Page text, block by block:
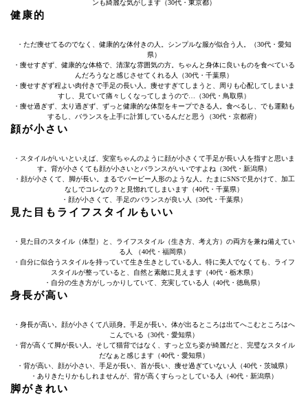
ンも綺麗な気がします（30代・東京都）
健康的
・ただ痩せてるのでなく、健康的な体付きの人。シンプルな服が似合う人。（30代・愛知
県）
・痩せすぎず、健康的な体格で、清潔な雰囲気の方。ちゃんと身体に良いものを食べている
んだろうなと感じさせてくれる人（30代・千葉県）
・痩せすぎず程よい肉付きで手足の長い人。痩せすぎてしまうと、周りも心配してしまいま
すし、見ていて痛々しくなってしまうので…（30代・鳥取県）
・痩せ過ぎず、太り過ぎず、ずっと健康的な体型をキープできる人。食べるし、でも運動も
するし、バランスを上手に計算しているんだと思う（30代・京都府）
顔が小さい
・スタイルがいいといえば、安室ちゃんのように顔が小さくて手足が長い人を指すと思いま
す。背が小さくても顔が小さいとバランスがいいですよね（30代・新潟県）
・顔が小さくて、脚が長い。まるでバービー人形のような人。たまにSNSで見かけて、加工
なしでコレなの？と見惚れてしまいます（40代・千葉県）
・顔が小さくて、手足のバランスが良い人（30代・千葉県）
見た目もライフスタイルもいい
・見た目のスタイル（体型）と、ライフスタイル（生き方、考え方）の両方を兼ね備えてい
る人 （40代・福岡県）
・自分に似合うスタイルを持っていて生き生きとしている人。特に美人でなくても、ライフ
スタイルが整っていると、自然と素敵に見えます（40代・栃木県）
・自分の生き方がしっかりしていて、充実している人（40代・徳島県）
身長が高い
・身長が高い。顔が小さくて八頭身。手足が長い。体が出るところは出てへこむところはへ
こんでいる（30代・愛知県）
・背が高くて脚が長い人。そして猫背ではなく、すっと立ち姿が綺麗だと、完璧なスタイル
だなぁと感じます（40代・愛知県）
・背が高い、顔が小さい、手足が長い、首が長い、痩せ過ぎていない人（40代・茨城県）
・ありきたりかもしれませんが、背が高くすらっとしている人（40代・新潟県）
脚がきれい